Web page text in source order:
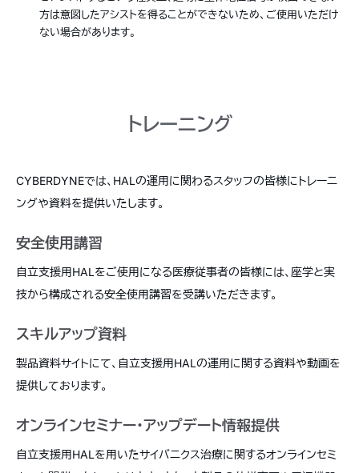
方は意図したアシストを得ることができないため、ご使用いただけ
ない場合があります。
トレーニング
CYBERDYNEでは、HALの運用に関わるスタッフの皆様にトレーニ
ングや資料を提供いたします。
安全使用講習
自立支援用HALをご使用になる医療従事者の皆様には、座学と実
技から構成される安全使用講習を受講いただきます。
スキルアップ資料
製品資料サイトにて、自立支援用HALの運用に関する資料や動画を
提供しております。
オンラインセミナー・アップデート情報提供
自立支援用HALを用いたサイバニクス治療に関するオンラインセミ